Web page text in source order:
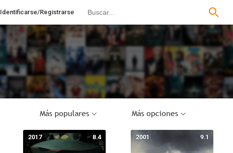
Identificarse/Registrarse
Más populares Más opciones
8.4
2017 9.1
2001